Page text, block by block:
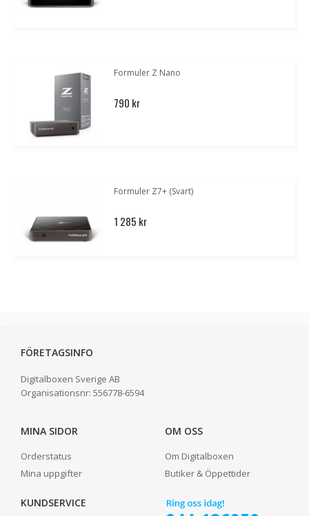
Formuler Z Nano
790 kr
Formuler Z7+ (Svart)
1 285 kr
FÖRETAGSINFO
Digitalboxen Sverige AB
Organisationsnr: 556778-6594
MINA SIDOR
Orderstatus
Mina uppgifter
OM OSS
Om Digitalboxen
Butiker & Öppettider
KUNDSERVICE